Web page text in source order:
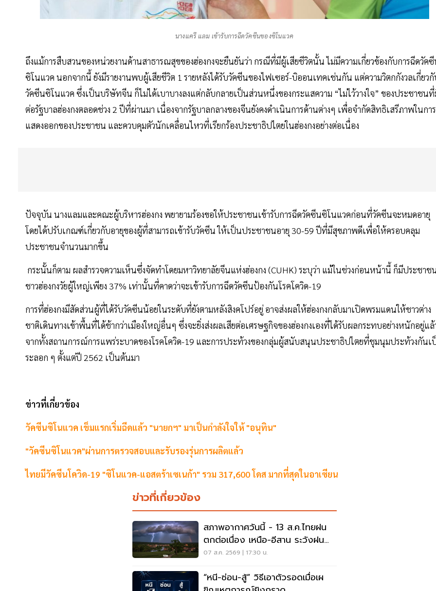
นางแครี แลม เข้ารับการฉีดวัคซีนของซิโนแวค
ถึงแม้การสืบสวนของหน่วยงานด้านสาธารณสุขของฮ่องกงจะยืนยันว่า กรณีที่มีผู้เสียชีวิตนั้น ไม่มีความเกี่ยวข้องกับการฉีดวัค
ซิโนแวค นอกจากนี้ ยังมีรายงานพบผู้เสียชีวิต 1 รายหลังได้รับวัคซีนของไฟเซอร์-บิออนเทคเช่นกัน แต่ความวิตกกังวลเกี่ยว
วัคซีนซิโนแวค ซึ่งเป็นบริษัทจีน ก็ไม่ได้เบาบางลงแต่กลับกลายเป็นส่วนหนึ่งของกระแสความ “ไม่ไว้วางใจ” ของประชาชน
ต่อรัฐบาลฮ่องกงตลอดช่วง 2 ปีที่ผ่านมา เนื่องจากรัฐบาลกลางของจีนยังคงดำเนินการด้านต่างๆ เพื่อจำกัดสิทธิเสรีภาพในการ
แสดงออกของประชาชน และควบคุมตัวนักเคลื่อนไหวที่เรียกร้องประชาธิปไตยในฮ่องกงอย่างต่อเนื่อง
ปัจจุบัน นางแลมและคณะผู้บริหารฮ่องกง พยายามร้องขอให้ประชาชนเข้ารับการฉีดวัคซีนซิโนแวคก่อนที่วัคซีนจะหมดอายุ
โดยได้ปรับเกณฑ์เกี่ยวกับอายุของผู้ที่สามารถเข้ารับวัคซีน ให้เป็นประชาชนอายุ 30-59 ปีที่มีสุขภาพดีเพื่อให้ครอบคลุม
ประชาชนจำนวนมากขึ้น
กระนั้นก็ตาม ผลสำรวจความเห็นซึ่งจัดทำโดยมหาวิทยาลัยจีนแห่งฮ่องกง (CUHK) ระบุว่า แม้ในช่วงก่อนหน้านี้ ก็มีประชาช
ชาวฮ่องกงวัยผู้ใหญ่เพียง 37% เท่านั้นที่คาดว่าจะเข้ารับการฉีดวัคซีนป้องกันโรคโควิด-19
การที่ฮ่องกงมีสัดส่วนผู้ที่ได้รับวัคซีนน้อยในระดับที่ยังตามหลังสิงคโปร์อยู่ อาจส่งผลให้ฮ่องกงกลับมาเปิดพรมแดนให้ชาวต่าง
ชาติเดินทางเข้าพื้นที่ได้ช้ากว่าเมืองใหญ่อื่นๆ ซึ่งจะยิ่งส่งผลเสียต่อเศรษฐกิจของฮ่องกงเองที่ได้รับผลกระทบอย่างหนักอยู่แล้
จากทั้งสถานการณ์การแพร่ระบาดของโรคโควิด-19 และการประท้วงของกลุ่มผู้สนับสนุนประชาธิปไตยที่ชุมนุมประท้วงกันเ
ระลอก ๆ ตั้งแต่ปี 2562 เป็นต้นมา
ข่าวที่เกี่ยวข้อง
วัคซีนซิโนแวค เข็มแรกเริ่มฉีดแล้ว "นายกฯ" มาเป็นกำลังใจให้ "อนุทิน"
"วัคซีนซิโนแวค"ผ่านการตรวจสอบและรับรองรุ่นการผลิตแล้ว
ไทยมีวัคซีนโควิด-19 "ซิโนแวค-แอสตร้าเซเนก้า" รวม 317,600 โดส มากที่สุดในอาเซียน
ข่าวที่เกี่ยวข้อง
สภาพอากาศวันนี้ - 13 ส.ค.ไทยฝน
ตกต่อเนื่อง เหนือ-อีสาน ระวังฝน
ตกหนักมากบางแห่ง
07 ส.ค. 2569 | 17:30 น.
“หนี-ซ่อน-สู้” วิธีเอาตัวรอดเมื่อเผ